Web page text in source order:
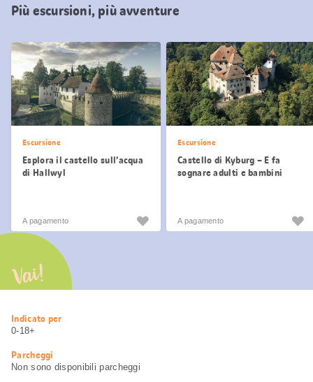
Più escursioni, più avventure
Escursione
Esplora il castello sull’acqua
di Hallwyl
A pagamento
Escursione
Castello di Kyburg – E fa
sognare adulti e bambini
A pagamento
Vai!
Informazioni
utili
Indicato per
0-18+
Parcheggi
Non sono disponibili parcheggi